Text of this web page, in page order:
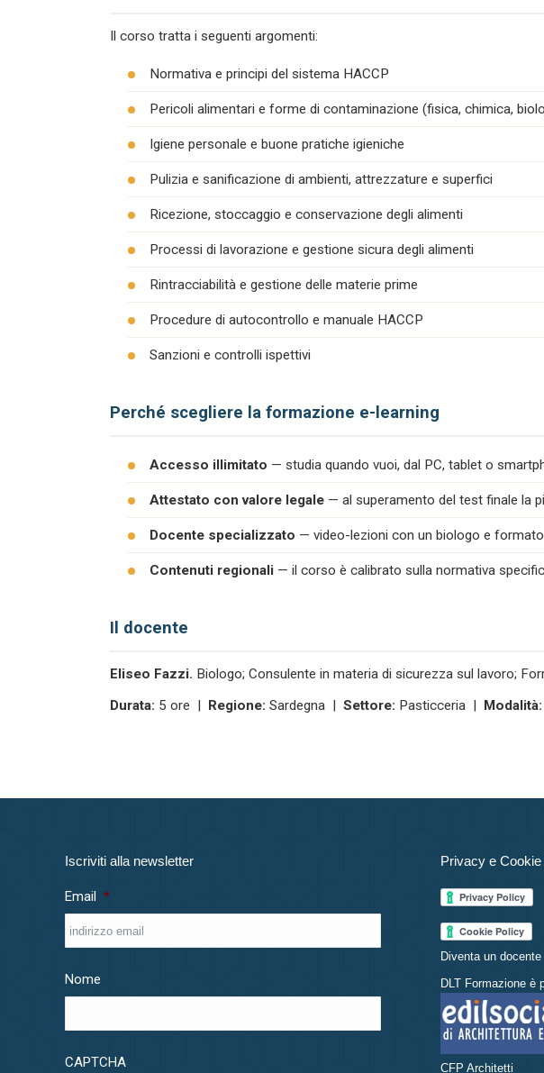
Il corso tratta i seguenti argomenti:
Normativa e principi del sistema HACCP
Pericoli alimentari e forme di contaminazione (fisica, chimica,
Igiene personale e buone pratiche igieniche
Pulizia e sanificazione di ambienti, attrezzature e superfici
Ricezione, stoccaggio e conservazione degli alimenti
Processi di lavorazione e gestione sicura degli alimenti
Rintracciabilità e gestione delle materie prime
Procedure di autocontrollo e manuale HACCP
Sanzioni e controlli ispettivi
Perché scegliere la formazione e-learning
Accesso illimitato — studia quando vuoi, dal PC, tablet o
Attestato con valore legale — al superamento del test finale la
Docente specializzato — video-lezioni con un biologo e
Contenuti regionali — il corso è calibrato sulla normativa
Il docente
Eliseo Fazzi. Biologo; Consulente in materia di sicurezza sul lavoro;
Durata: 5 ore | Regione: Sardegna | Settore: Pasticceria | Modalità:
Iscriviti alla newsletter
Email *
Nome
CAPTCHA
Privacy e
Diventa un docente
DLT Formazione è
CFP Architetti